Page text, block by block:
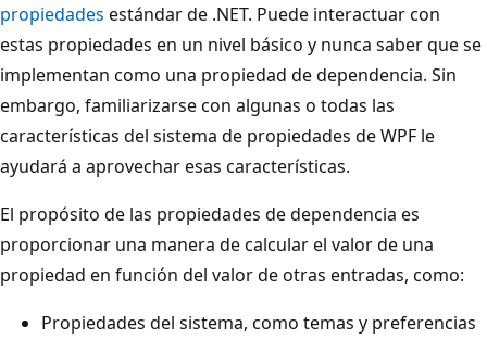
propiedades estándar de .NET. Puede interactuar con
estas propiedades en un nivel básico y nunca saber que se
implementan como una propiedad de dependencia. Sin
embargo, familiarizarse con algunas o todas las
características del sistema de propiedades de WPF le
ayudará a aprovechar esas características.
El propósito de las propiedades de dependencia es
proporcionar una manera de calcular el valor de una
propiedad en función del valor de otras entradas, como:
Propiedades del sistema, como temas y preferencias